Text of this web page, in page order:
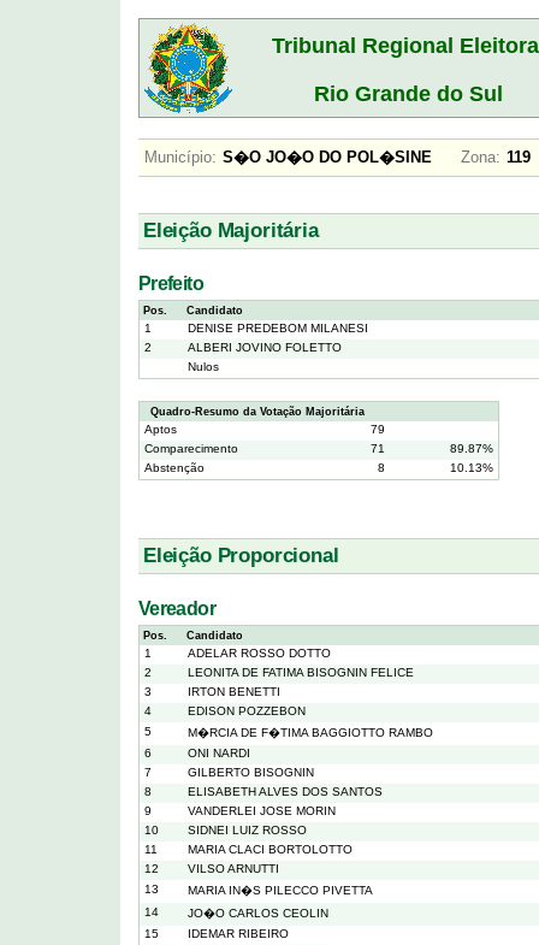
Tribunal Regional
Rio Grande do Sul
Município: S�O JO�O DO POL�SINE Zona:
Eleição Majoritária
Prefeito
Pos. Candidato
1
DENISE PREDEBOM MILANESI
2
ALBERI JOVINO FOLETTO
Nulos
Quadro-Resumo da Votação Majoritária
Aptos
79
Comparecimento
71
89.87%
Abstenção
8 10.13%
Eleição Proporcional
Vereador
Pos. Candidato
1
ADELAR ROSSO DOTTO
2
LEONITA DE FATIMA BISOGNIN FELICE
3
IRTON BENETTI
4
EDISON POZZEBON
5
M�RCIA DE F�TIMA BAGGIOTTO RAMBO
6
ONI NARDI
7
GILBERTO BISOGNIN
8
ELISABETH ALVES DOS SANTOS
9
VANDERLEI JOSE MORIN
10
SIDNEI LUIZ ROSSO
11
MARIA CLACI BORTOLOTTO
12
VILSO ARNUTTI
13
MARIA IN�S PILECCO PIVETTA
14
JO�O CARLOS CEOLIN
15
IDEMAR RIBEIRO